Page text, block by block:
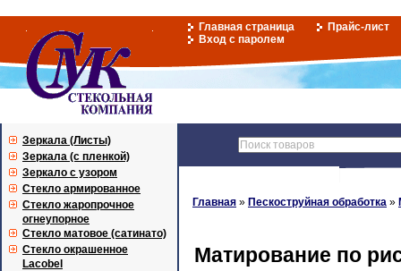
Главная страница
Прайс-лист
Вход с паролем
Зеркала (Листы)
Зеркала (с пленкой)
Зеркало с узором
Стекло армированное
Стекло жаропрочное
огнеупорное
Стекло матовое (сатинато)
Стекло окрашенное
Lacobel
Главная » Пескоструйная обработка »
Матирование по